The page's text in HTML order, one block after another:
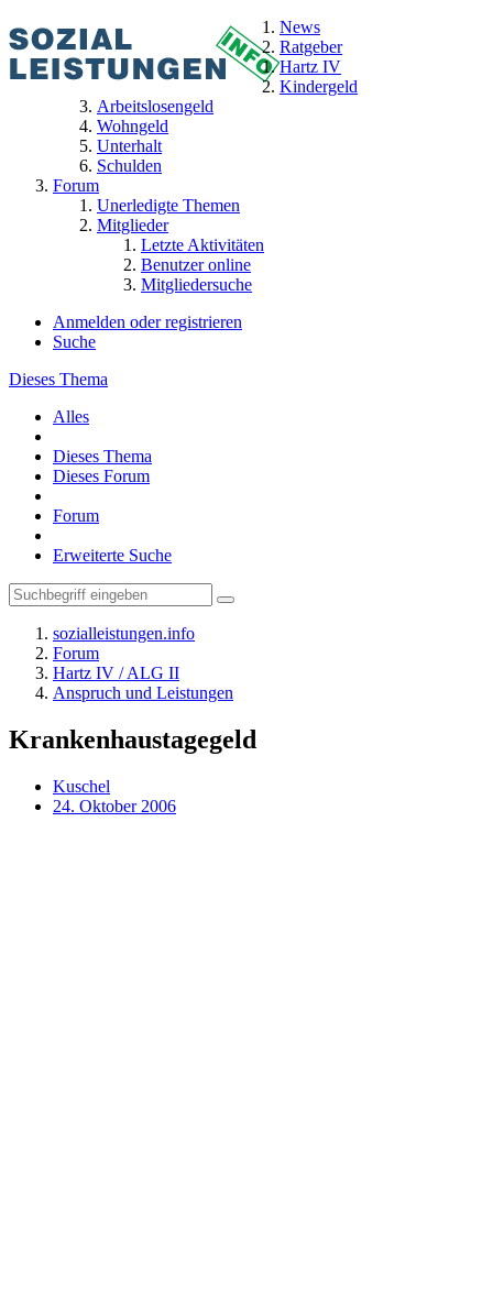
News
Ratgeber
Hartz IV
Kindergeld
Arbeitslosengeld
Wohngeld
Unterhalt
Schulden
Forum
Unerledigte Themen
Mitglieder
Letzte Aktivitäten
Benutzer online
Mitgliedersuche
Anmelden oder registrieren
Suche
Dieses Thema
Alles
Dieses Thema
Dieses Forum
Forum
Erweiterte Suche
sozialleistungen.info
Forum
Hartz IV / ALG II
Anspruch und Leistungen
Krankenhaustagegeld
Kuschel
24. Oktober 2006